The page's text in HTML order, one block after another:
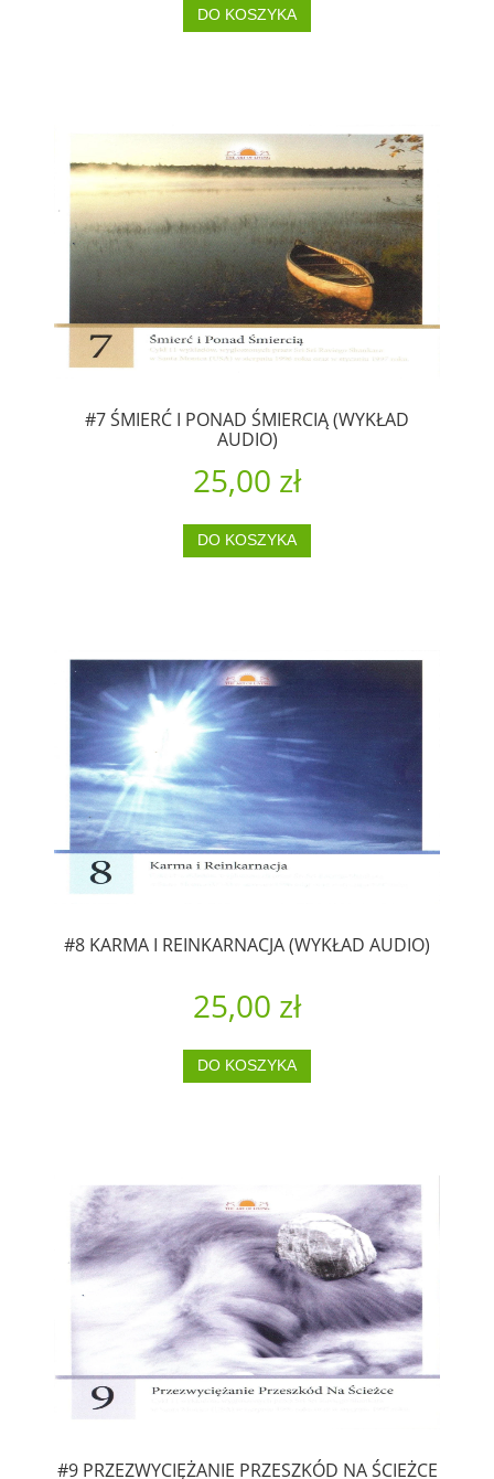
DO KOSZYKA
#7 ŚMIERĆ I PONAD ŚMIERCIĄ (WYKŁAD
AUDIO)
25,00 zł
DO KOSZYKA
#8 KARMA I REINKARNACJA (WYKŁAD AUDIO)
25,00 zł
DO KOSZYKA
#9 PRZEZWYCIĘŻANIE PRZESZKÓD NA ŚCIEŻCE